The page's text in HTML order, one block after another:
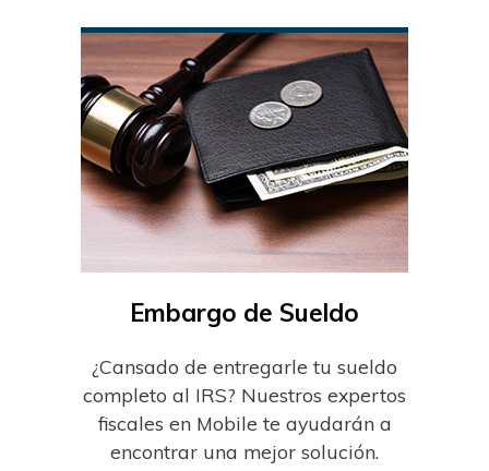
Embargo de Sueldo
¿Cansado de entregarle tu sueldo
completo al IRS? Nuestros expertos
fiscales en Mobile te ayudarán a
encontrar una mejor solución.